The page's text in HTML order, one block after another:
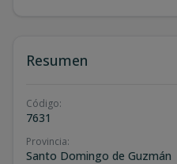
Resumen
Código:
7631
Provincia:
Santo Domingo de Guzmán